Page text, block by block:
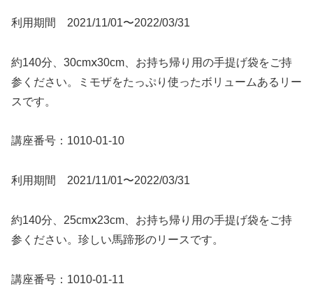
利用期間 2021/11/01〜2022/03/31
約140分、30cmⅹ30cm、お持ち帰り用の手提げ袋をご持
参ください。ミモザをたっぷり使ったボリュームあるリー
スです。
講座番号：1010-01-10
利用期間 2021/11/01〜2022/03/31
約140分、25cmⅹ23cm、お持ち帰り用の手提げ袋をご持
参ください。珍しい馬蹄形のリースです。
講座番号：1010-01-11